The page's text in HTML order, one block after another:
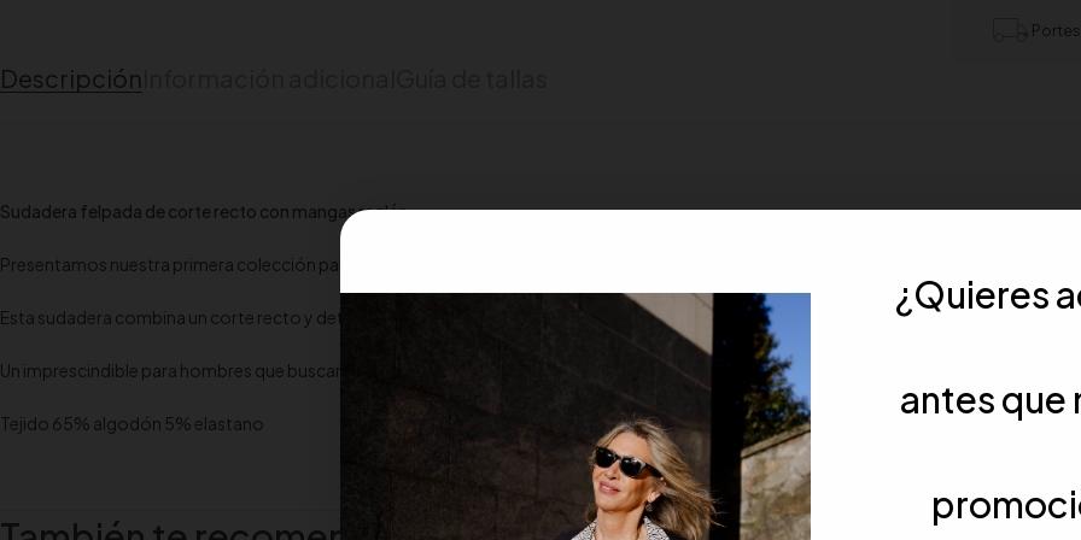
Descripción
Sudadera felpada de corte recto con mangas raglán
Presentamos nuestra primera colección para hombre, diseñada con el mismo compromiso de calidad y estilo que define a SLX Sport
Esta sudadera combina un corte recto y detalles ranglán para un look moderno y versátil. Fabricada con tejido felpado de alta calidad,
Un imprescindible para hombres que buscan elegancia casual sin renunciar a la comodidad. ¡Descubre esta nueva línea y sé parte de nuestra
Tejido 65% algodón 5% elastano
¿Quieres
antes que